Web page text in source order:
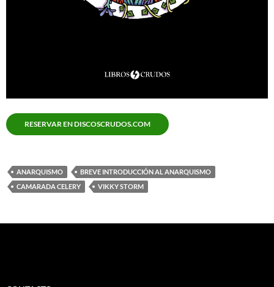
RESERVAR EN DISCOSCRUDOS.COM
ANARQUISMO
BREVE INTRODUCCIÓN AL ANARQUISMO
CAMARADA CELERY
VIKKY STORM